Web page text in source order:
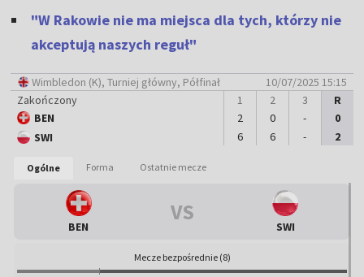
"W Rakowie nie ma miejsca dla tych, którzy nie
akceptują naszych reguł"
Wimbledon (K), Turniej główny, Półfinał
10/07/2025 15:15
Zakończony
BEN
SWI
1
2
6
2
0
6
3
-
-
R
0
2
BEN
Ogólne Forma Ostatnie mecze
BEN
VS
SWI
Mecze bezpośrednie (8)